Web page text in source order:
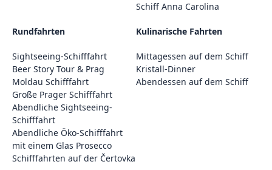
Schiff Anna Carolina
Rundfahrten
Sightseeing-Schifffahrt
Beer Story Tour & Prag
Moldau Schifffahrt
Große Prager Schifffahrt
Abendliche Sightseeing-
Schifffahrt
Abendliche Öko-Schifffahrt
mit einem Glas Prosecco
Schifffahrten auf der Čertovka
Kulinarische Fahrten
Mittagessen auf dem Schiff
Kristall-Dinner
Abendessen auf dem Schiff